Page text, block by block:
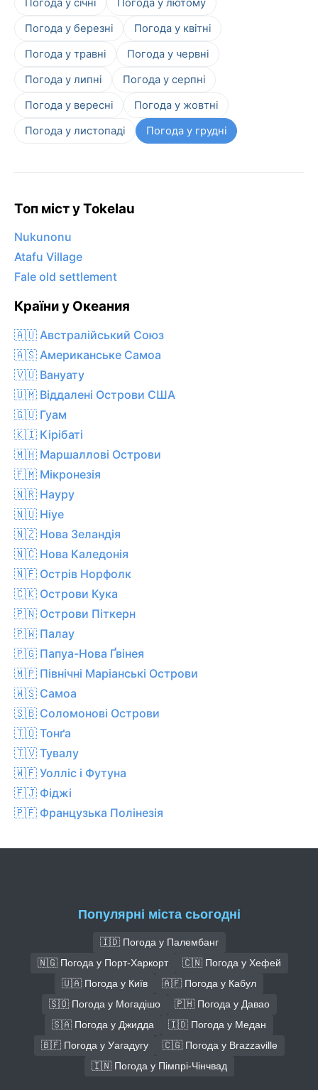
Погода у січні
Погода у лютому
Погода у березні
Погода у квітні
Погода у травні
Погода у червні
Погода у липні
Погода у серпні
Погода у вересні
Погода у жовтні
Погода у листопаді
Погода у грудні
Топ міст у Tokelau
Nukunonu
Atafu Village
Fale old settlement
Країни у Океания
🇦🇺 Австралійський Союз
🇦🇸 Американське Самоа
🇻🇺 Вануату
🇺🇲 Віддалені Острови США
🇬🇺 Гуам
🇰🇮 Кірібаті
🇲🇭 Маршаллові Острови
🇫🇲 Мікронезія
🇳🇷 Науру
🇳🇺 Ніуе
🇳🇿 Нова Зеландія
🇳🇨 Нова Каледонія
🇳🇫 Острів Норфолк
🇨🇰 Острови Кука
🇵🇳 Острови Піткерн
🇵🇼 Палау
🇵🇬 Папуа-Нова Ґвінея
🇲🇵 Північні Маріанські Острови
🇼🇸 Самоа
🇸🇧 Соломонові Острови
🇹🇴 Тонґа
🇹🇻 Тувалу
🇼🇫 Уолліс і Футуна
🇫🇯 Фіджі
🇵🇫 Французька Полінезія
Популярні міста сьогодні
🇮🇩 Погода у Палембанг
🇳🇬 Погода у Порт-Харкорт
🇨🇳 Погода у Хефей
🇺🇦 Погода у Київ
🇦🇫 Погода у Кабул
🇸🇴 Погода у Могадішо
🇵🇭 Погода у Давао
🇸🇦 Погода у Джидда
🇮🇩 Погода у Медан
🇧🇫 Погода у Уагадугу
🇨🇬 Погода у Brazzaville
🇮🇳 Погода у Пімпрі-Чінчвад